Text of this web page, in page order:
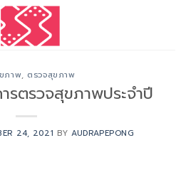
ภาพ, ตรวจสุขภาพ
รตรวจสุขภาพประจำปี
24, 2021 BYAUDRAPEPONG